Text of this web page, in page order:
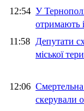
12:54 У
отримають
11:58 Депутати
міської
12:06
скерували